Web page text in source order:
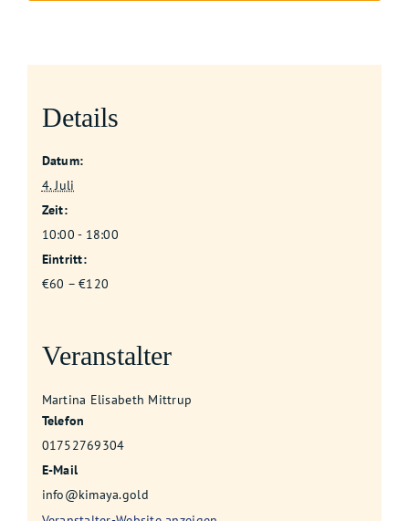
Details
Datum:
4. Juli
Zeit:
10:00 - 18:00
Eintritt:
€60 – €120
Veranstalter
Martina Elisabeth Mittrup
Telefon
01752769304
E-Mail
info@kimaya.gold